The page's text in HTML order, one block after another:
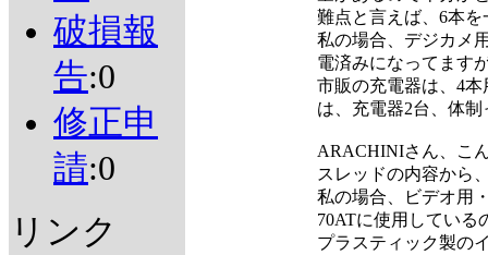
破損報
告:0
修正申
請:0
リンク
難点と言えば、6本
私の場合、デジカメ
電済みになってます
市販の充電器は、4
は、充電器2台、体
ARACHINIさん、こ
スレッドの内容から
私の場合、ビデオ用
70ATに使用している
プラスティック製の